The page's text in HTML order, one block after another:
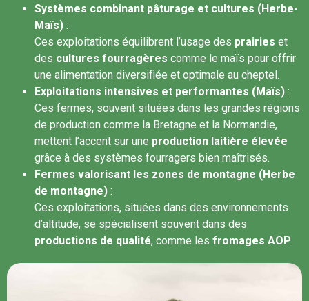
Systèmes combinant pâturage et cultures (Herbe-
Maïs) :
Ces exploitations équilibrent l’usage des prairies et
des cultures fourragères comme le maïs pour offrir
une alimentation diversifiée et optimale au cheptel.
Exploitations intensives et performantes (Maïs) :
Ces fermes, souvent situées dans les grandes régions
de production comme la Bretagne et la Normandie,
mettent l’accent sur une production laitière élevée
grâce à des systèmes fourragers bien maîtrisés.
Fermes valorisant les zones de montagne (Herbe
de montagne) :
Ces exploitations, situées dans des environnements
d’altitude, se spécialisent souvent dans des
productions de qualité, comme les fromages AOP.